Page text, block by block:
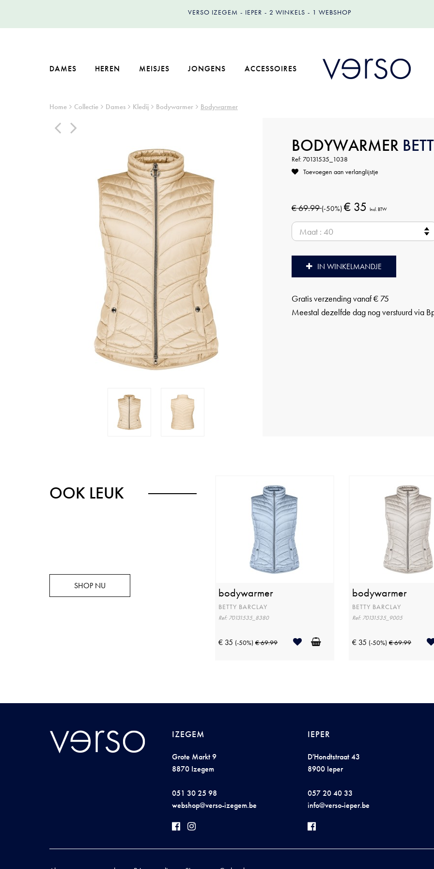
VERSO IZEGEM IEPER 2 WINKELS 1 WEBSHOP
DAMES HEREN MEISJES JONGENS ACCESSOIRES
Home Collectie Dames Kledij Bodywarmer Bodywarmer
BODYWARMER
Ref: 70131535_1038
Toevoegen aan verlanglijstje
€ 69.99(-50%) € 35 Incl. BTW
IN WINKELMANDJE
Gratis verzending vanaf € 75
Meestal dezelfde dag nog verstuurd via
OOK LEUK
SHOP NU
bodywarmer
BETTY BARCLAY
Ref: 70131535_8380
€ 35 (-50%) € 69.99
bodywarmer
BETTY BARCLAY
Ref: 70131535_9005
€ 35 (-50%) € 69.99
IZEGEM
Grote Markt 9
8870 Izegem
051 30 25 98
webshop@verso-izegem.be
IEPER
D'Hondtstraat 43
8900 Ieper
057 20 40 33
info@verso-ieper.be